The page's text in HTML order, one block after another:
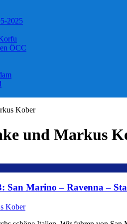
2025
ÖCC
Kober
und Markus
San Marino – Ravenna –
Kober